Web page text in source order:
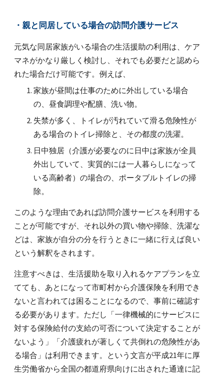
・親と同居している場合の訪問介護サービス
元気な同居家族がいる場合の生活援助の利用は、ケア
マネがかなり厳しく検討し、それでも必要だと認めら
れた場合だけ可能です。例えば、
家族が昼間は仕事のために外出している場合
の、昼食調理や配膳、洗い物。
失禁が多く、トイレが汚れていて滑る危険性が
ある場合のトイレ掃除と、その都度の洗濯。
日中独居（介護が必要なのに日中は家族が全員
外出していて、実質的には一人暮らしになって
いる高齢者）の場合の、ポータブルトイレの掃
除。
このような理由であれば訪問介護サービスを利用する
ことが可能ですが、それ以外の買い物や掃除、洗濯な
どは、家族が自分の分を行うときに一緒に行えば良い
という解釈をされます。
注意すべきは、生活援助を取り入れるケアプランを立
てても、あとになって市町村から介護保険を利用でき
ないと言われては困ることになるので、事前に確認す
る必要があります。ただし「一律機械的にサービスに
対する保険給付の支給の可否について決定することが
ないよう」「介護疲れが著しくて共倒れの危険性があ
る場合」は利用できます。という文言が平成21年に厚
生労働省から全国の都道府県向けに出された通達に記